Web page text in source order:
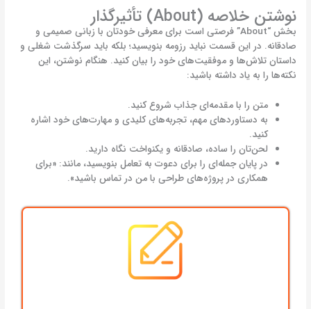
نوشتن خلاصه (About) تأثیرگذار
بخش “About” فرصتی است برای معرفی خودتان با زبانی صمیمی و
صادقانه. در این قسمت نباید رزومه‌ بنویسید؛ بلکه باید سرگذشت شغلی و
داستان تلاش‌ها و موفقیت‌های خود را بیان کنید. هنگام نوشتن، این
نکته‌ها را به یاد داشته باشید:
متن را با مقدمه‌ای جذاب شروع کنید.
به دستاوردهای مهم، تجربه‌های کلیدی و مهارت‌های خود اشاره
کنید.
لحن‌تان را ساده، صادقانه و یکنواخت نگاه دارید.
در پایان جمله‌ای را برای دعوت به تعامل بنویسید، مانند: «برای
همکاری در پروژه‌های طراحی با من در تماس باشید».